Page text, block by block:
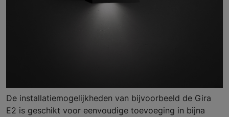
De installatiemogelijkheden van bijvoorbeeld de Gira
E2 is geschikt voor eenvoudige toevoeging in bijna